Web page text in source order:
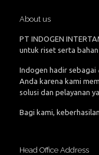
About us
PT INDOGEN
untuk riset serta
Indogen hadir sebagai
Anda karena kami
solusi dan pelayanan
Bagi kami,
Head Office Address